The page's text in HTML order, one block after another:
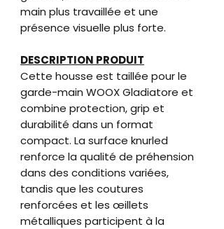
main plus travaillée et une
présence visuelle plus forte.
DESCRIPTION PRODUIT
Cette housse est taillée pour le
garde-main WOOX Gladiatore et
combine protection, grip et
durabilité dans un format
compact. La surface knurled
renforce la qualité de préhension
dans des conditions variées,
tandis que les coutures
renforcées et les œillets
métalliques participent à la